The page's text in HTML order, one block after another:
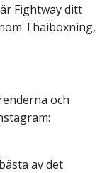
Fightway ditt
Thaiboxning,
och
av det